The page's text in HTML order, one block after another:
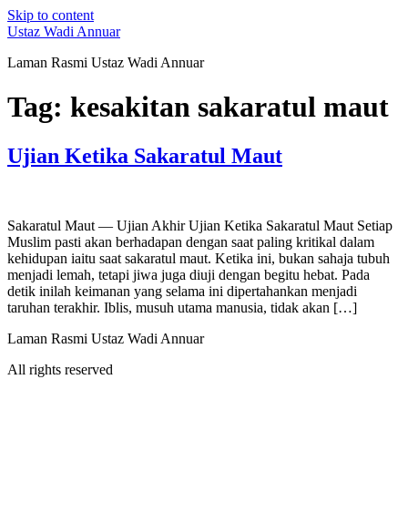
Skip to content
Ustaz Wadi Annuar
Laman Rasmi Ustaz Wadi Annuar
Tag: kesakitan sakaratul maut
Ujian Ketika Sakaratul Maut
Sakaratul Maut — Ujian Akhir Ujian Ketika Sakaratul Maut Setiap
Muslim pasti akan berhadapan dengan saat paling kritikal dalam
kehidupan iaitu saat sakaratul maut. Ketika ini, bukan sahaja tubuh
menjadi lemah, tetapi jiwa juga diuji dengan begitu hebat. Pada
detik inilah keimanan yang selama ini dipertahankan menjadi
taruhan terakhir. Iblis, musuh utama manusia, tidak akan […]
Laman Rasmi Ustaz Wadi Annuar
All rights reserved